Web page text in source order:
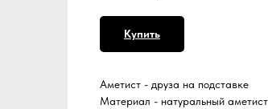
Купить
Аметист - друза на подставке
Материал - натуральный аметист